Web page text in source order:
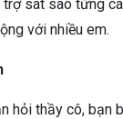
sát sao từng
với nhiều em.
hỏi thầy cô, bạn